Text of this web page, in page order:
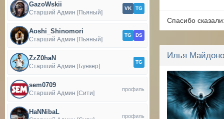
GazoWskii
Старший Админ [Пьяный]
VK TG
Aoshi_Shinomori
Старший Админ [Пьяный]
TG DS
ZzZ0haN
Старший Админ [Бункер]
TG
sem0709
Старший Админ [Сити]
профиль
HaNNibaL
профиль
Спасибо сказали:
Илья